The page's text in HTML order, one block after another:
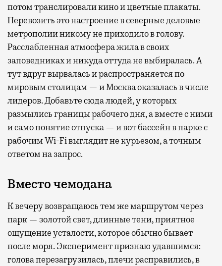
потом транслировали кино и цветные плакаты.
Перевозить это настроение в северные деловые
метрополии никому не приходило в голову.
Расслабленная атмосфера жила в своих
заповедниках и никуда оттуда не выбиралась. А
тут вдруг вырвалась и распространяется по
мировым столицам — и Москва оказалась в числе
лидеров. Добавьте сюда людей, у которых
размылись границы рабочего дня, а вместе с ними
и само понятие отпуска — и вот бассейн в парке с
рабочим Wi-Fi выглядит не курьезом, а точным
ответом на запрос.
Вместо чемодана
К вечеру возвращаюсь тем же маршрутом через
парк — золотой свет, длинные тени, приятное
ощущение усталости, которое обычно бывает
после моря. Эксперимент признаю удавшимся:
голова перезагрузилась, плечи расправились, в